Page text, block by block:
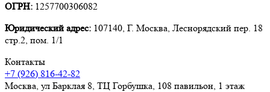
ОГРН: 1257700306082
Юридический адрес: 107140, Г. Москва, Леснорядский пер. 18
стр.2, пом. 1/1
Контакты
+7 (926) 816-42-82
Москва, ул Барклая 8, ТЦ Горбушка, 108 павильон, 1 этаж